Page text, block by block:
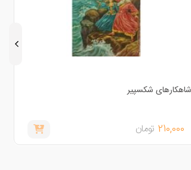
شاهکارهای شکسپیر
210,000 تومان